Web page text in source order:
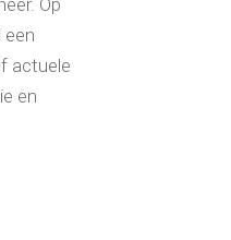
Op
actuele
en